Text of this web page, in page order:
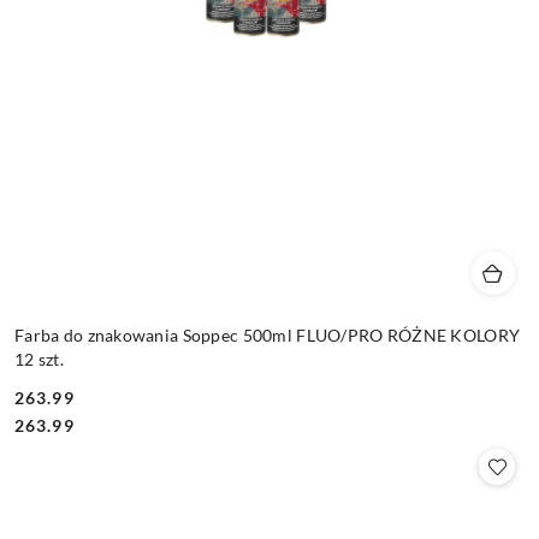
Farba do znakowania Soppec 500ml FLUO/PRO RÓŻNE KOLORY
12 szt.
Cena:
263.99
Cena:
263.99